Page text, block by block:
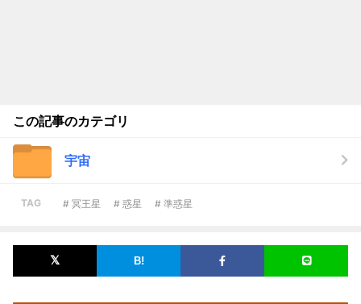
この記事のカテゴリ
宇宙
TAG # 冥王星 # 惑星 # 準惑星